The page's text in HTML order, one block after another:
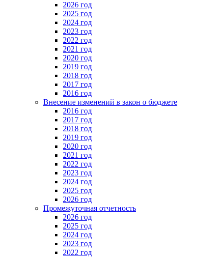
2026 год
2025 год
2024 год
2023 год
2022 год
2021 год
2020 год
2019 год
2018 год
2017 год
2016 год
Внесение изменений в закон о бюджете
2016 год
2017 год
2018 год
2019 год
2020 год
2021 год
2022 год
2023 год
2024 год
2025 год
2026 год
Промежуточная отчетность
2026 год
2025 год
2024 год
2023 год
2022 год